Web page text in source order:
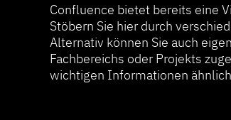
Confluence bietet bereits eine
Stöbern Sie hier durch
Alternativ können Sie auch
Fachbereichs oder Projekts
wichtigen Informationen